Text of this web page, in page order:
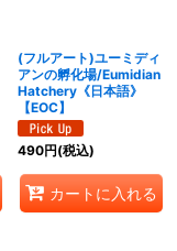
(フルアート)ユーミディ
アンの孵化場/Eumidian
Hatchery《日本語》
【EOC】
490円(税込)
カートに入れる